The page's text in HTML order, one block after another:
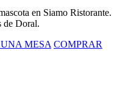
en Siamo Ristorante.
de Doral.
MESA COMPRAR